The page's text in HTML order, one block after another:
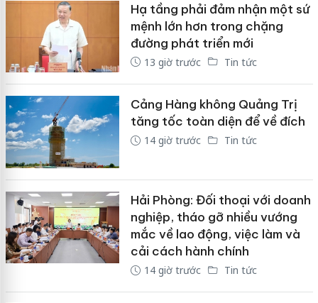
Hạ tầng phải đảm nhận một sứ
mệnh lớn hơn trong chặng
đường phát triển mới
13 giờ trước Tin tức
Cảng Hàng không Quảng Trị
tăng tốc toàn diện để về đích
14 giờ trước Tin tức
Hải Phòng: Đối thoại với doanh
nghiệp, tháo gỡ nhiều vướng
mắc về lao động, việc làm và
cải cách hành chính
14 giờ trước Tin tức